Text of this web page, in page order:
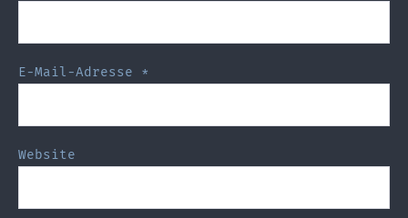
E-Mail-Adresse *
Website